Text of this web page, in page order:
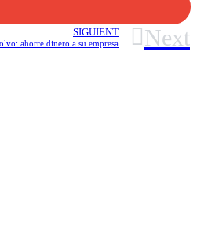
SIGUIENT
ahorre dinero a su empresa Next